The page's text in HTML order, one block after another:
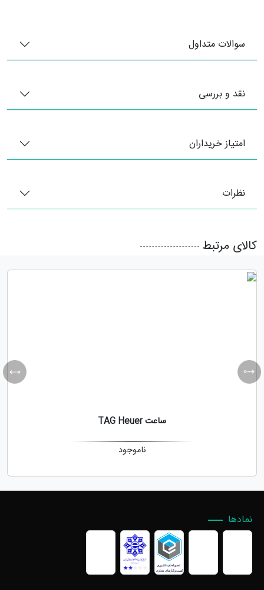
سوالات متداول
نقد و بررسی
امتیاز خریداران
نظرات
کالای مرتبط
ساعت TAG Heuer
ناموجود
نمادها